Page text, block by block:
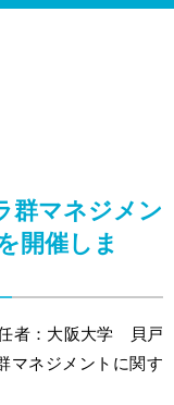
群マネジメン
開催しま
者：大阪大学 貝戸
マネジメントに関す